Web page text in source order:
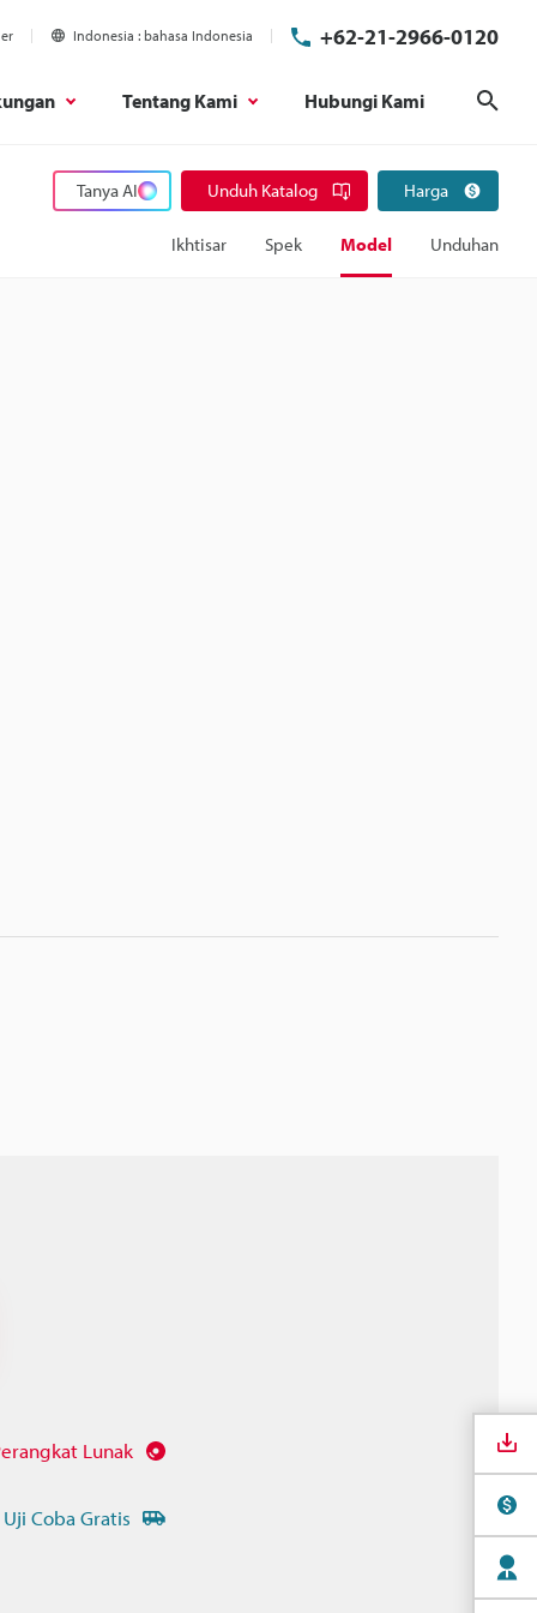
Indonesia bahasa Indonesia +62-21-2966-0120
Tentang Kami Hubungi Kami
Tanya AI Unduh Katalog Harga
Ikhtisar Spek Model Unduhan
Lunak
Coba Gratis